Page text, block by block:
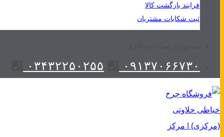
فرایند بازگشت کالا
ثبت شکایات مشتریان
۰۹۱۳۷۰۶۶۷۳۰ ۰۳۴۳۲۲۵۰۲۵۵